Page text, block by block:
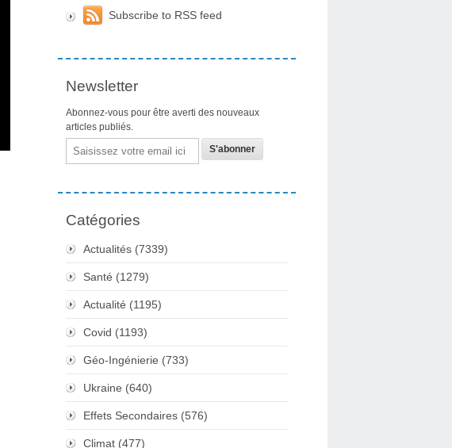
Subscribe to RSS feed
Newsletter
Abonnez-vous pour être averti des nouveaux
articles publiés.
Email
Catégories
Actualités (7339)
Santé (1279)
Actualité (1195)
Covid (1193)
Géo-Ingénierie (733)
Ukraine (640)
Effets Secondaires (576)
Climat (477)